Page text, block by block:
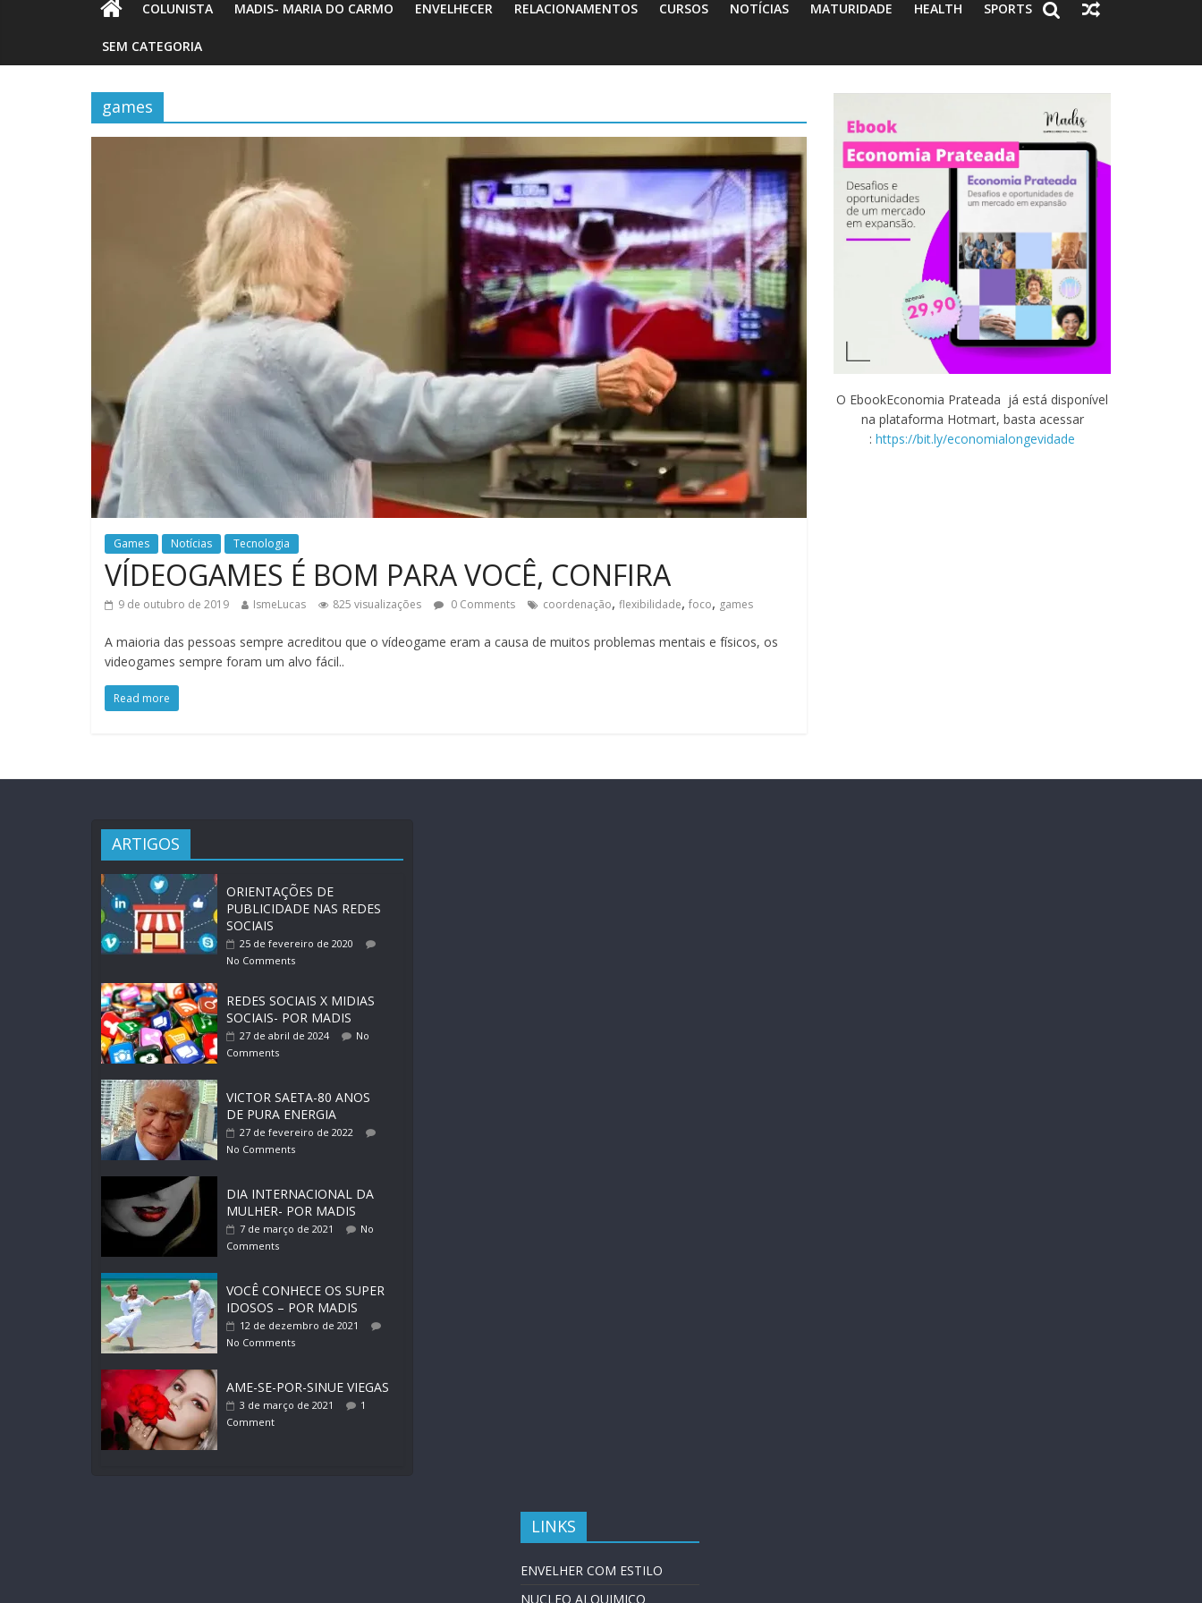
COLUNISTA MADIS- MARIA DO CARMO ENVELHECER RELACIONAMENTOS CURSOS NOTÍCIAS MATURIDADE HEALTH SPORTS
SEM CATEGORIA
games
Games Notícias Tecnologia
VÍDEOGAMES É BOM PARA VOCÊ, CONFIRA
9 de outubro de 2019 IsmeLucas 825 visualizações 0 Comments coordenação, flexibilidade, foco, games
A maioria das pessoas sempre acreditou que o vídeogame eram a causa de muitos problemas mentais e físicos, os
videogames sempre foram um alvo fácil..
Read more
O EbookEconomia Prateada já está disponível
na plataforma Hotmart, basta acessar
: https://bit.ly/economialongevidade
ARTIGOS
ORIENTAÇÕES DE
PUBLICIDADE NAS REDES
SOCIAIS
25 de fevereiro de 2020
No Comments
REDES SOCIAIS X MIDIAS
SOCIAIS- POR MADIS
27 de abril de 2024
No
Comments
VICTOR SAETA-80 ANOS
DE PURA ENERGIA
27 de fevereiro de 2022
No Comments
DIA INTERNACIONAL DA
MULHER- POR MADIS
7 de março de 2021
No
Comments
VOCÊ CONHECE OS SUPER
IDOSOS – POR MADIS
12 de dezembro de 2021
No Comments
AME-SE-POR-SINUE VIEGAS
3 de março de 2021
1
Comment
LINKS
ENVELHER COM ESTILO
NUCLEO ALQUIMICO